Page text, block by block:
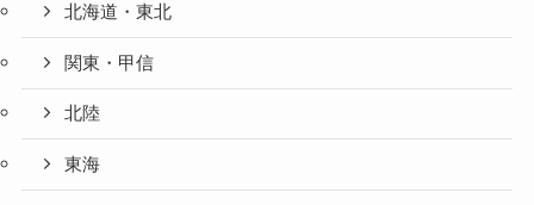
北海道・東北
関東・甲信
北陸
東海